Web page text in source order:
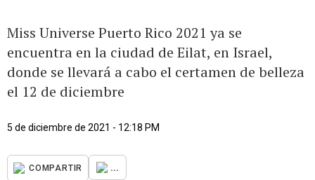
Miss Universe Puerto Rico 2021 ya se
encuentra en la ciudad de Eilat, en Israel,
donde se llevará a cabo el certamen de belleza
el 12 de diciembre
5 de diciembre de 2021 - 12:18 PM
COMPARTIR ...